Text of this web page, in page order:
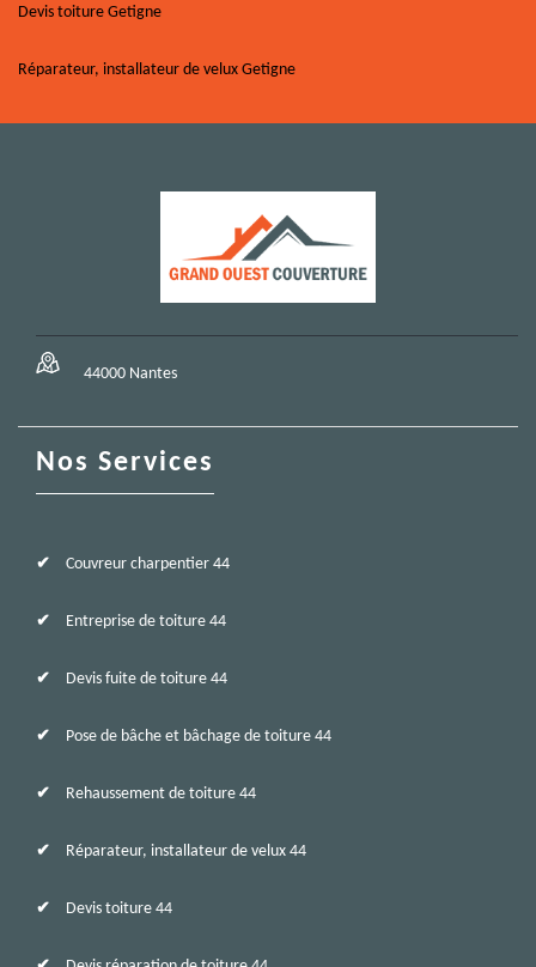
Devis toiture Getigne
Réparateur, installateur de velux Getigne
44000 Nantes
Nos Services
Couvreur charpentier 44
Entreprise de toiture 44
Devis fuite de toiture 44
Pose de bâche et bâchage de toiture 44
Rehaussement de toiture 44
Réparateur, installateur de velux 44
Devis toiture 44